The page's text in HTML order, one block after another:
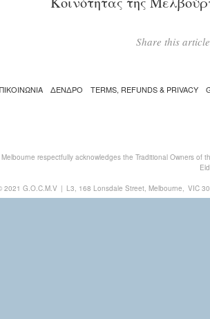
Share this
ΔΕΝΔΡΟ TERMS, REFUNDS & PRIVACY
respectfully acknowledges the Traditional Owners
2021 G.O.C.M.V | L3, 168 Lonsdale Street, Melbourne, VIC